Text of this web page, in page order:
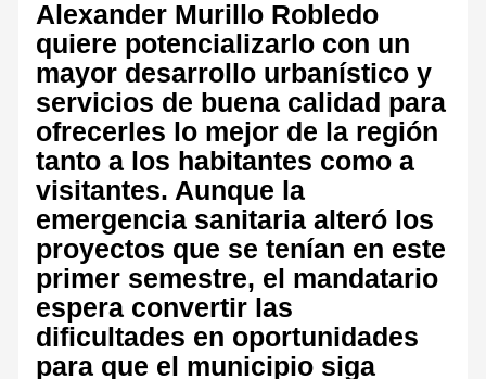
Alexander Murillo Robledo
quiere potencializarlo con un
mayor desarrollo urbanístico y
servicios de buena calidad para
ofrecerles lo mejor de la región
tanto a los habitantes como a
visitantes. Aunque la
emergencia sanitaria alteró los
proyectos que se tenían en este
primer semestre, el mandatario
espera convertir las
dificultades en oportunidades
para que el municipio siga